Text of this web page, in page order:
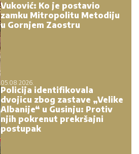
Vuković: Ko je postavio
zamku Mitropolitu Metodiju
u Gornjem Zaostru
05.08.2026.
Policija identifikovala
dvojicu zbog zastave „Velike
Albanije“ u Gusinju: Protiv
njih pokrenut prekršajni
postupak